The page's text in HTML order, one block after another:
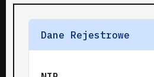
Dane Rejestrowe